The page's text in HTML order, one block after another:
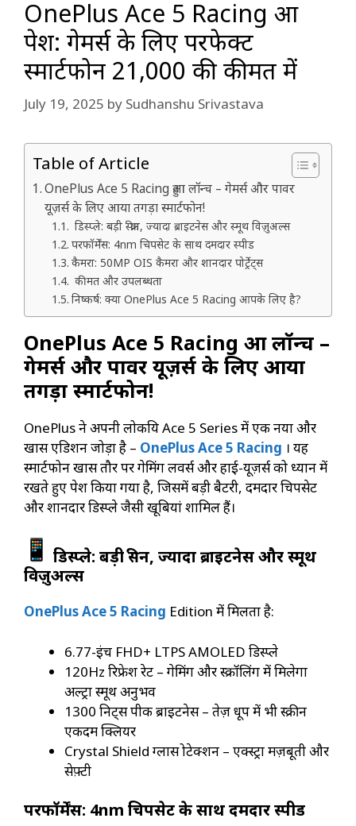
OnePlus Ace 5 Racing हुआ
पेश: गेमर्स के लिए परफेक्ट
स्मार्टफोन ₹21,000 की कीमत में
July 19, 2025 by Sudhanshu Srivastava
Table of Article
OnePlus Ace 5 Racing हुआ लॉन्च – गेमर्स और पावर
यूज़र्स के लिए आया तगड़ा स्मार्टफोन!
डिस्प्ले: बड़ी स्क्रीन, ज्यादा ब्राइटनेस और स्मूथ विज़ुअल्स
परफॉर्मेंस: 4nm चिपसेट के साथ दमदार स्पीड
कैमरा: 50MP OIS कैमरा और शानदार पोर्ट्रेट्स
कीमत और उपलब्धता
निष्कर्ष: क्या OnePlus Ace 5 Racing आपके लिए है?
OnePlus Ace 5 Racing हुआ लॉन्च –
गेमर्स और पावर यूज़र्स के लिए आया
तगड़ा स्मार्टफोन!
OnePlus ने अपनी लोकप्रिय Ace 5 Series में एक नया और
खास एडिशन जोड़ा है – OnePlus Ace 5 Racing । यह
स्मार्टफोन खास तौर पर गेमिंग लवर्स और हाई-यूज़र्स को ध्यान में
रखते हुए पेश किया गया है, जिसमें बड़ी बैटरी, दमदार चिपसेट
और शानदार डिस्प्ले जैसी खूबियां शामिल हैं।
डिस्प्ले: बड़ी स्क्रीन, ज्यादा ब्राइटनेस और स्मूथ
विज़ुअल्स
OnePlus Ace 5 Racing Edition में मिलता है:
6.77-इंच FHD+ LTPS AMOLED डिस्प्ले
120Hz रिफ्रेश रेट – गेमिंग और स्क्रॉलिंग में मिलेगा
अल्ट्रा स्मूथ अनुभव
1300 निट्स पीक ब्राइटनेस – तेज़ धूप में भी स्क्रीन
एकदम क्लियर
Crystal Shield ग्लास प्रोटेक्शन – एक्स्ट्रा मज़बूती और
सेफ़्टी
परफॉर्मेंस: 4nm चिपसेट के साथ दमदार स्पीड